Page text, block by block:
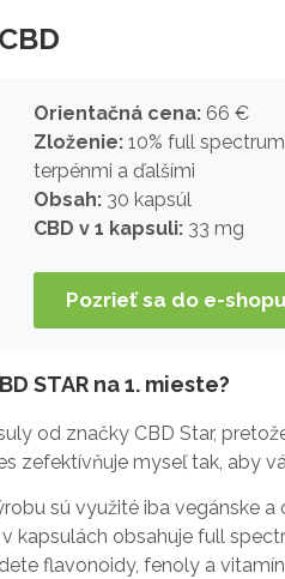
Orientačná cena: 66 €
Zloženie: 10% full
terpénmi a ďalšími
Obsah: 30 kapsúl
CBD v 1 kapsuli: 33 mg
Pozrieť sa do e-
STAR na 1. mieste?
od značky CBD Star,
zefektívňuje myseľ tak, aby
sú využité iba vegánske
kapsulách obsahuje full
flavonoidy, fenoly a